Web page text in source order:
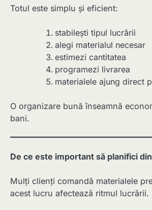
Totul este simplu și eficient:
stabilești tipul lucrării
alegi materialul necesar
estimezi cantitatea
programezi livrarea
materialele ajung direct
O organizare bună înseamnă
bani.
De ce este important să planifici
Mulți clienți comandă materialele
acest lucru afectează ritmul lucrării.